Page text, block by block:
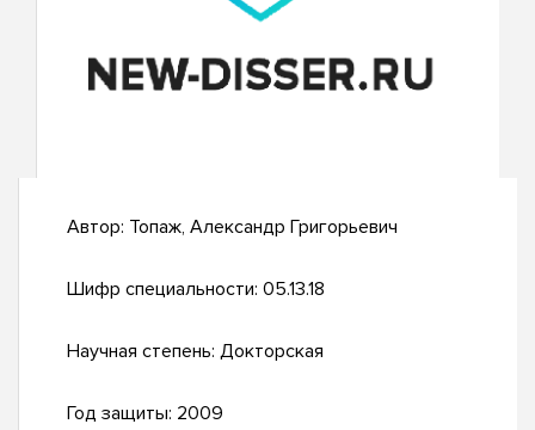
Автор: Топаж, Александр Григорьевич
Шифр специальности: 05.13.18
Научная степень: Докторская
Год защиты: 2009